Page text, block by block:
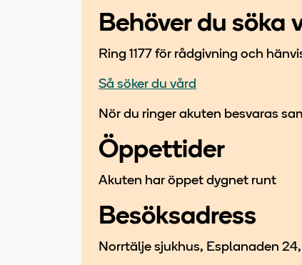
Behöver du söka
Ring 1177 för rådgivning och
Så söker du vård
Nör du ringer akuten besvaras
Öppettider
Akuten har öppet dygnet runt
Besöksadress
Norrtälje sjukhus, Esplanaden